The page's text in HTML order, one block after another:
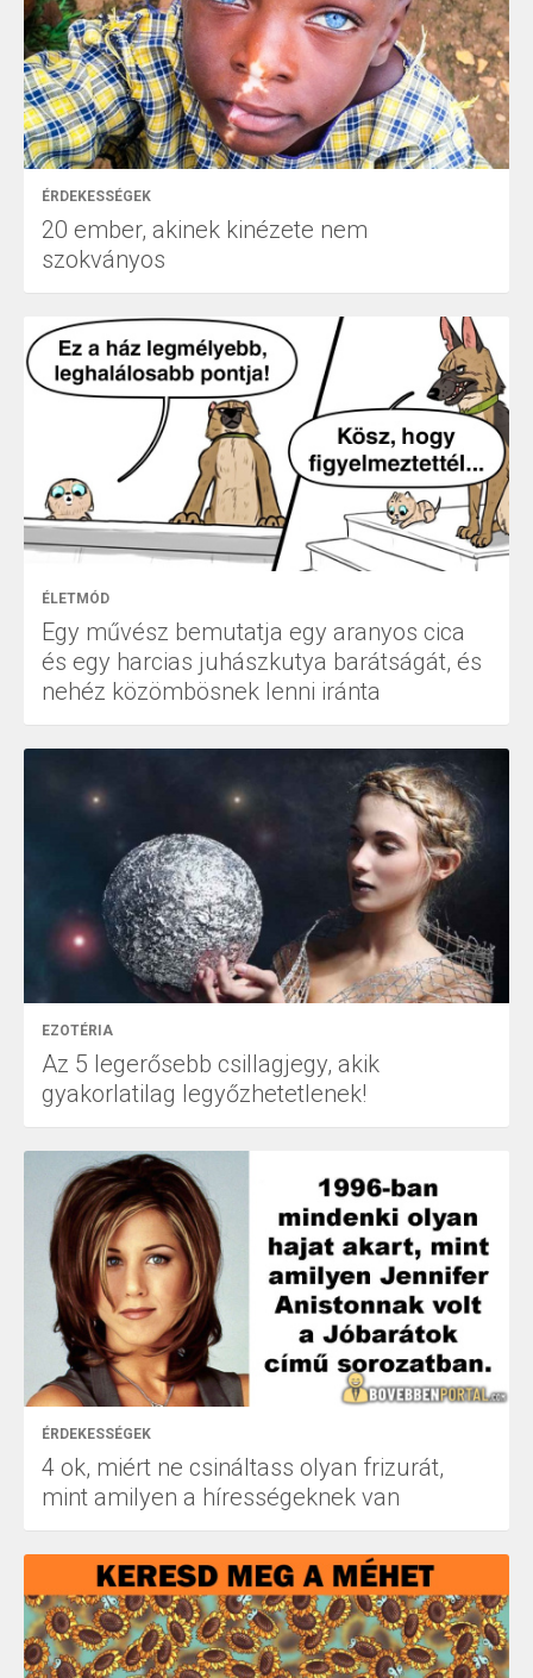
ÉRDEKESSÉGEK
20 ember, akinek kinézete nem
szokványos
ÉLETMÓD
Egy művész bemutatja egy aranyos cica
és egy harcias juhászkutya barátságát, és
nehéz közömbösnek lenni iránta
EZOTÉRIA
Az 5 legerősebb csillagjegy, akik
gyakorlatilag legyőzhetetlenek!
ÉRDEKESSÉGEK
4 ok, miért ne csináltass olyan frizurát,
mint amilyen a hírességeknek van